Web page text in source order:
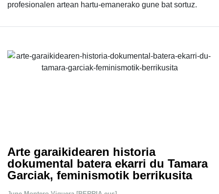
profesionalen artean hartu-emanerako gune bat sortuz.
Arte garaikidearen historia
dokumental batera ekarri du Tamara
Garciak, feminismotik berrikusita